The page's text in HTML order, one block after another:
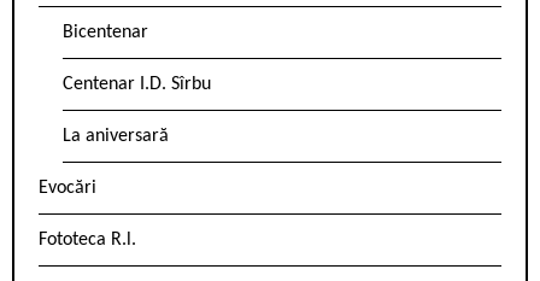
Bicentenar
Centenar I.D. Sîrbu
La aniversară
Evocări
Fototeca R.l.